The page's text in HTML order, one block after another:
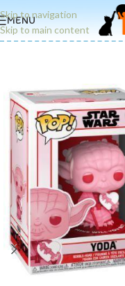
Skip to navigation
Skip to main content
MENU